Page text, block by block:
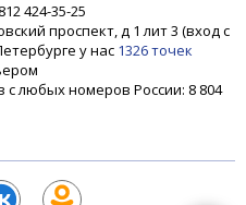
424-35-25
проспект, д 1 лит 3 (вход с
у нас 1326 точек
любых номеров России: 8 804